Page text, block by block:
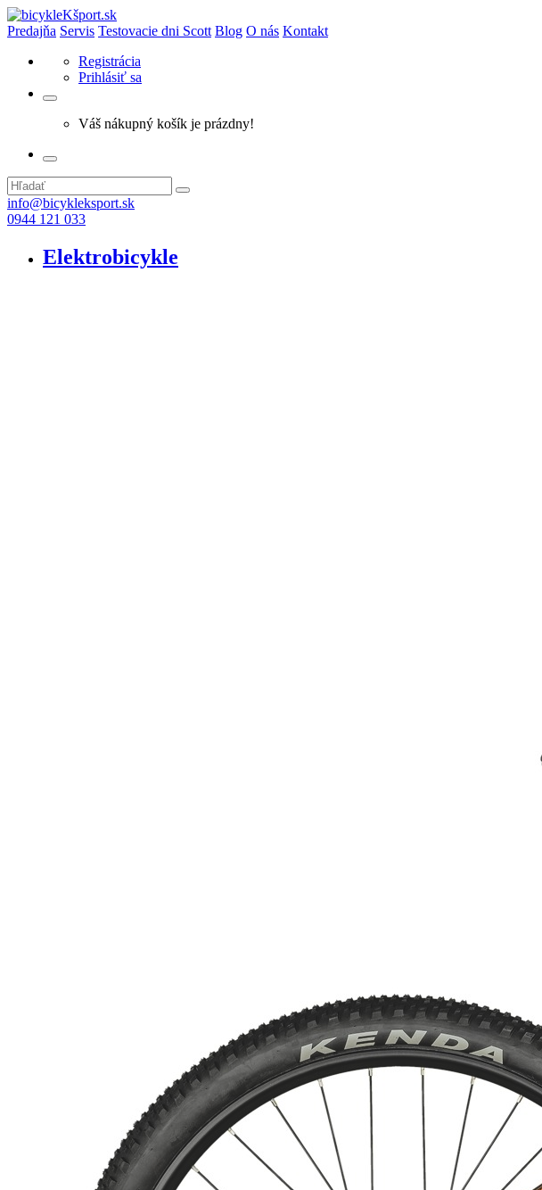
Predajňa Servis Testovacie dni Scott Blog O nás Kontakt
Registrácia
Prihlásiť sa
Váš nákupný košík je prázdny!
info@bicykleksport.sk
0944 121 033
Elektrobicykle